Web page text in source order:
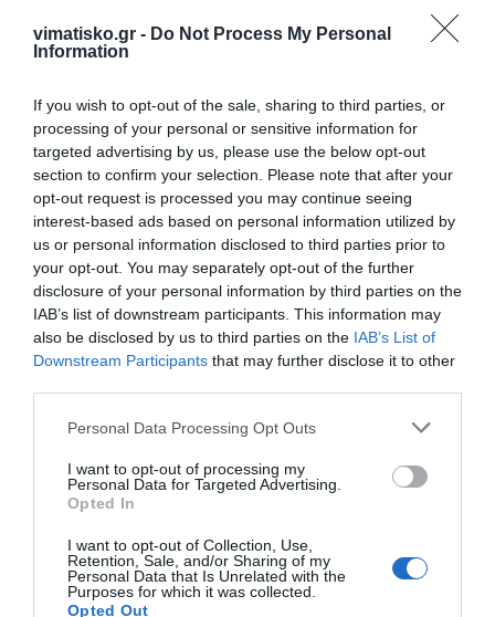
vimatisko.gr - Do Not Process My Personal
Information
If you wish to opt-out of the sale, sharing to third parties, or
processing of your personal or sensitive information for
targeted advertising by us, please use the below opt-out
section to confirm your selection. Please note that after your
opt-out request is processed you may continue seeing
interest-based ads based on personal information utilized by
us or personal information disclosed to third parties prior to
your opt-out. You may separately opt-out of the further
disclosure of your personal information by third parties on the
IAB’s list of downstream participants. This information may
also be disclosed by us to third parties on the IAB’s List of
Downstream Participants that may further disclose it to other
Personal Data Processing Opt Outs
I want to opt-out of processing my
Personal Data for Targeted Advertising.
Opted In
I want to opt-out of Collection, Use,
Retention, Sale, and/or Sharing of my
Personal Data that Is Unrelated with the
Purposes for which it was collected.
Opted Out
ΛΥΣΗ!!!!!!! ΤΑ ΝΟΣΟΚΟΜΕΙΑ ΕΙΝΑΙ ΟΙ
Ασφενδιού
03/09 - 19:41
Πατριωτης
Μαύρο θα φάνε όταν έρθει η ώρα τους
Καραγκιόζηδες
Ανώνυμος
03/09 - 19:36
Τα ιδια και τα ιδια
αποφασιζουν γι εμας χωρις εμας . Η
πολυτιμη και αμεση βοηθεια των
μοτοσυκλετων του ΕΚΑΚ ειναι παρελθον
περιστατικα να μετακινουνται με φορτηγα κ
ιχ θα βλεπουμε παλι τα θυματα αβοηθητα
στον δρομο να περιμενουν ωρες να τους